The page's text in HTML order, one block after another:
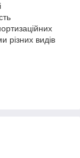
різних видів